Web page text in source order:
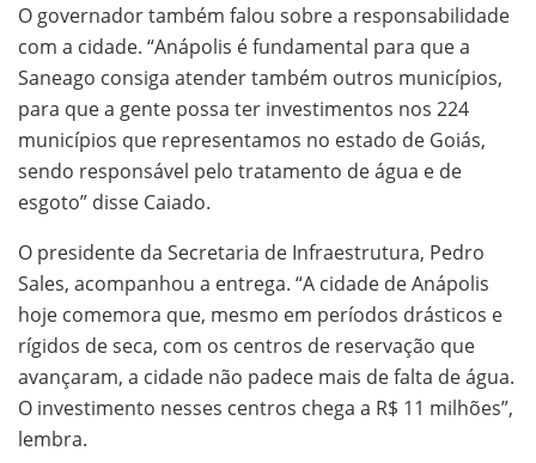
O governador também falou sobre a responsabilidade
com a cidade. “Anápolis é fundamental para que a
Saneago consiga atender também outros municípios,
para que a gente possa ter investimentos nos 224
municípios que representamos no estado de Goiás,
sendo responsável pelo tratamento de água e de
esgoto” disse Caiado.
O presidente da Secretaria de Infraestrutura, Pedro
Sales, acompanhou a entrega. “A cidade de Anápolis
hoje comemora que, mesmo em períodos drásticos e
rígidos de seca, com os centros de reservação que
avançaram, a cidade não padece mais de falta de água.
O investimento nesses centros chega a R$ 11 milhões”,
lembra.